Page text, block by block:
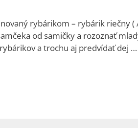
rybárikom – rybárik riečny
od samičky a rozoznať
a trochu aj predvídať dej …